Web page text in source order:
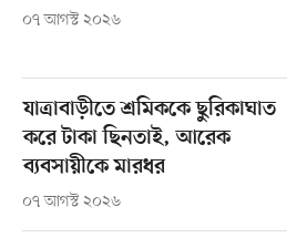
০৭ আগস্ট ২০২৬
যাত্রাবাড়ীতে শ্রমিককে ছুরিকাঘাত
করে টাকা ছিনতাই, আরেক
ব্যবসায়ীকে মারধর
০৭ আগস্ট ২০২৬